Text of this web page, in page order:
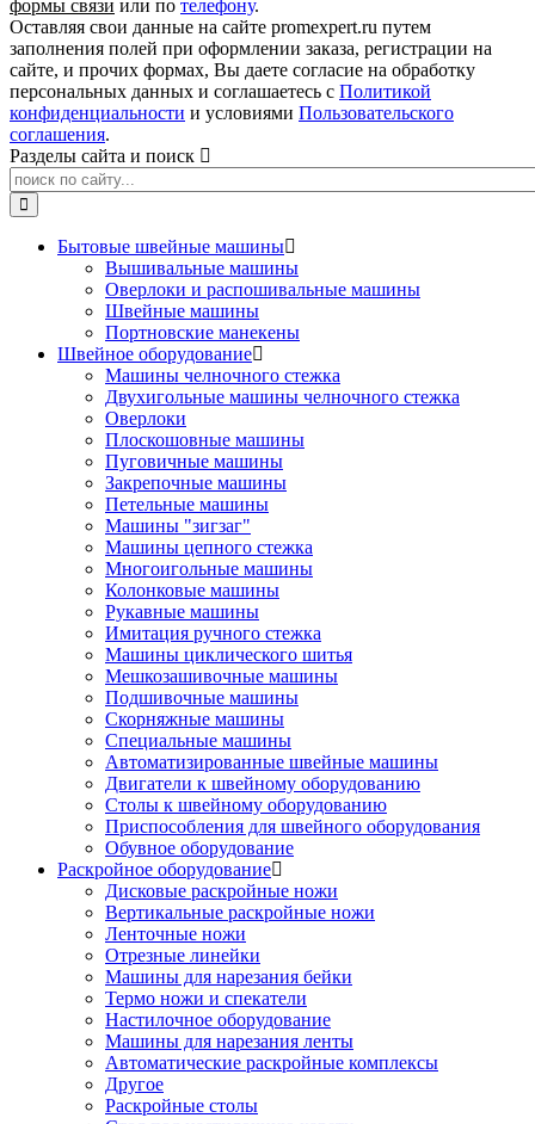
формы связи или по телефону.
Оставляя свои данные на сайте promexpert.ru путем
заполнения полей при оформлении заказа, регистрации на
сайте, и прочих формах, Вы даете согласие на обработку
персональных данных и соглашаетесь с Политикой
конфиденциальности и условиями Пользовательского
соглашения.
Разделы сайта и поиск
Бытовые швейные машины
Вышивальные машины
Оверлоки и распошивальные машины
Швейные машины
Портновские манекены
Швейное оборудование
Машины челночного стежка
Двухигольные машины челночного стежка
Оверлоки
Плоскошовные машины
Пуговичные машины
Закрепочные машины
Петельные машины
Машины "зигзаг"
Машины цепного стежка
Многоигольные машины
Колонковые машины
Рукавные машины
Имитация ручного стежка
Машины циклического шитья
Мешкозашивочные машины
Подшивочные машины
Скорняжные машины
Специальные машины
Автоматизированные швейные машины
Двигатели к швейному оборудованию
Столы к швейному оборудованию
Приспособления для швейного оборудования
Обувное оборудование
Раскройное оборудование
Дисковые раскройные ножи
Вертикальные раскройные ножи
Ленточные ножи
Отрезные линейки
Машины для нарезания бейки
Термо ножи и спекатели
Настилочное оборудование
Машины для нарезания ленты
Автоматические раскройные комплексы
Другое
Раскройные столы